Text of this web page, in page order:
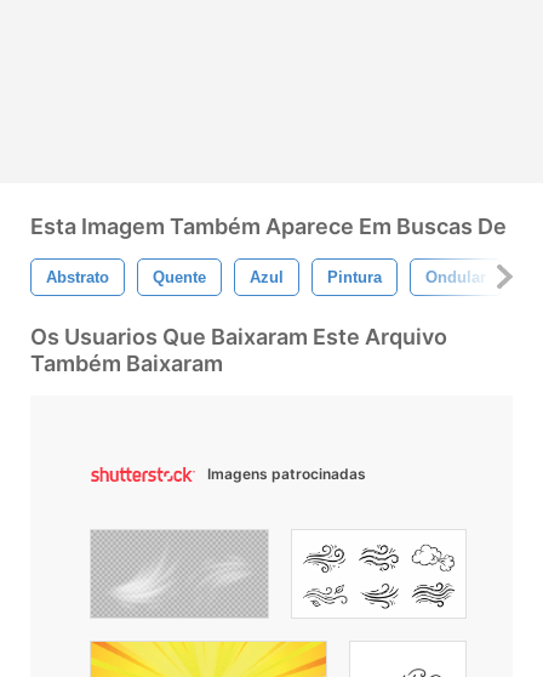
Esta Imagem Também Aparece Em Buscas De
Abstrato Quente Azul Pintura Ondular
Os Usuarios Que Baixaram Este Arquivo
Também Baixaram
Imagens patrocinadas